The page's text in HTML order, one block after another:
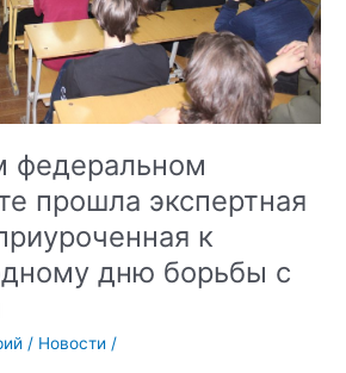
федеральном
прошла экспертная
к
дню борьбы с
/ Новости /